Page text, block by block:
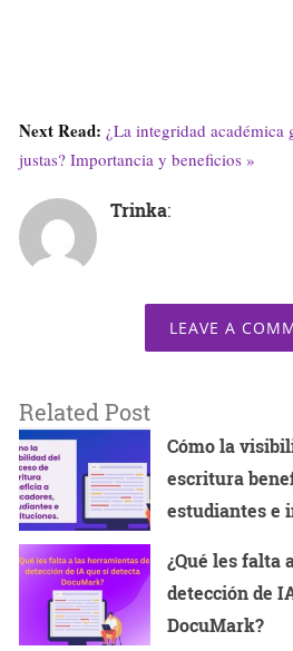
Next Read: ¿La integridad académica
justas? Importancia y beneficios »
Trinka:
LEAVE A
Related Post
Cómo la
escritura
estudiantes e
¿Qué les falta
detección de
DocuMark?